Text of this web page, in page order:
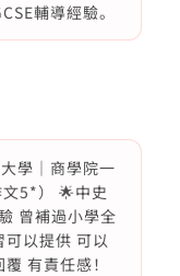
輔導經驗。
學｜商學院一
5*） 🌟中史
曾補過小學全
以提供 可以
有責任感！